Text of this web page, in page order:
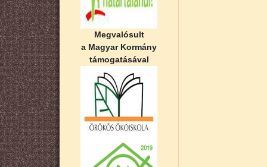
Megvalósult
a Magyar Kormány
támogatásával